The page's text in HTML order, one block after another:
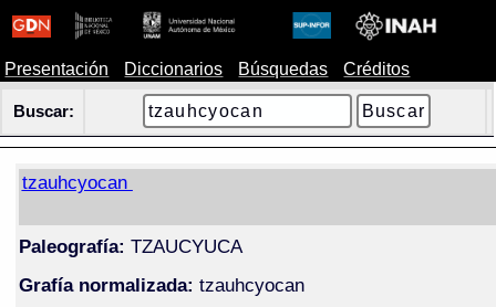
Presentación Diccionarios Búsquedas Créditos
Buscar:
tzauhcyocan
Paleografía: TZAUCYUCA
Grafía normalizada: tzauhcyocan